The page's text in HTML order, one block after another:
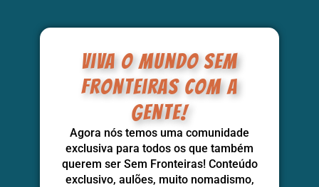
Viva o mundo sem
fronteiras com a
gente!
Agora nós temos uma comunidade
exclusiva para todos os que também
querem ser Sem Fronteiras! Conteúdo
exclusivo, aulões, muito nomadismo,